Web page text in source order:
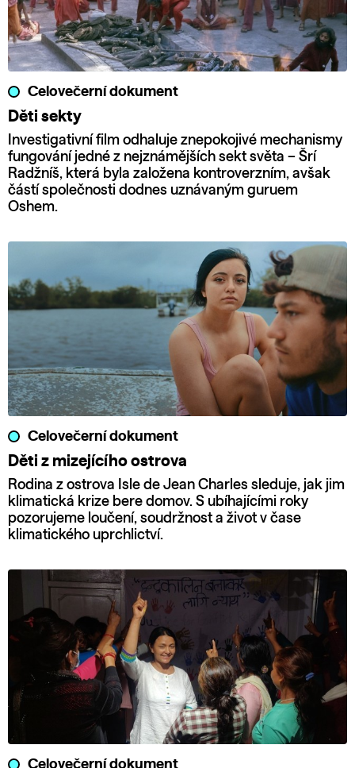
Celovečerní dokument
Děti sekty
Investigativní film odhaluje znepokojivé mechanismy
fungování jedné z nejznámějších sekt světa – Šrí
Radžníš, která byla založena kontroverzním, avšak
částí společnosti dodnes uznávaným guruem
Oshem.
Celovečerní dokument
Děti z mizejícího ostrova
Rodina z ostrova Isle de Jean Charles sleduje, jak jim
klimatická krize bere domov. S ubíhajícími roky
pozorujeme loučení, soudržnost a život v čase
klimatického uprchlictví.
Celovečerní dokument